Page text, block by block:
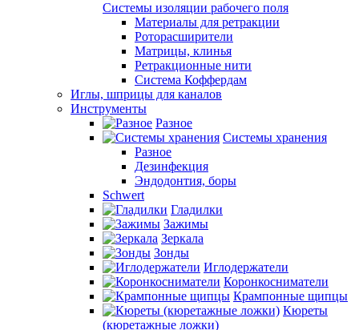
Системы изоляции рабочего поля
Материалы для ретракции
Роторасширители
Матрицы, клинья
Ретракционные нити
Система Коффердам
Иглы, шприцы для каналов
Инструменты
Разное
Системы хранения
Разное
Дезинфекция
Эндодонтия, боры
Schwert
Гладилки
Зажимы
Зеркала
Зонды
Иглодержатели
Коронкосниматели
Крампонные щипцы
Кюреты
(кюретажные ложки)